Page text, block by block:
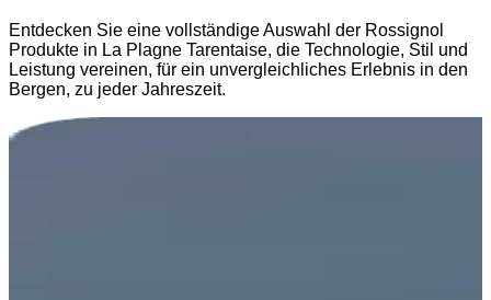
Entdecken Sie eine vollständige Auswahl der Rossignol
Produkte in La Plagne Tarentaise, die Technologie, Stil und
Leistung vereinen, für ein unvergleichliches Erlebnis in den
Bergen, zu jeder Jahreszeit.